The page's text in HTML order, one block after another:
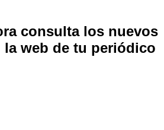
consulta los nuevos
web de tu periódico